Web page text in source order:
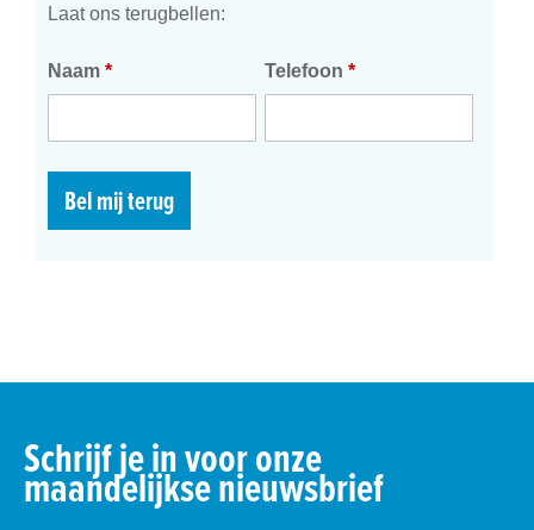
Laat ons terugbellen:
Naam * Telefoon *
Bel mij terug
Schrijf je in voor onze
maandelijkse nieuwsbrief